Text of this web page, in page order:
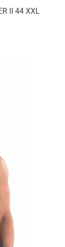
II 44 XXL